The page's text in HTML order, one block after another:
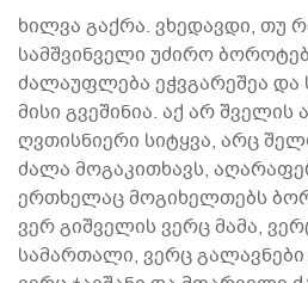
ხილვა გაქრა. ვხედავდი, თუ
სამშვინველი უძირო
ძალაუფლება ეჭვგარეშეა
მისი გვეშინია. აქ არ
ღვთისნიერი სიტყვა, არც
ძალა მოგაკითხავს,
ერთხელაც მოგიხელთებს
ვერ გიშველის ვერც მამა,
სამართალი, ვერც გალავნები